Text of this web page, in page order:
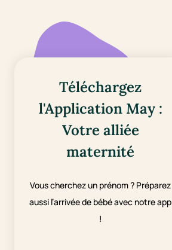
Téléchargez
l'Application May :
Votre alliée
maternité
Vous cherchez un prénom ? Préparez
aussi l’arrivée de bébé avec notre app
!